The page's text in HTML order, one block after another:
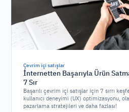
Çevrim içi satışlar
İnternetten Başarıyla Ürün
7 Sır
Başarılı çevrim içi satışlar için 7 sırrı
kullanıcı deneyimi (UX) optimizasyonu,
pazarlama stratejileri ve daha fazlası!